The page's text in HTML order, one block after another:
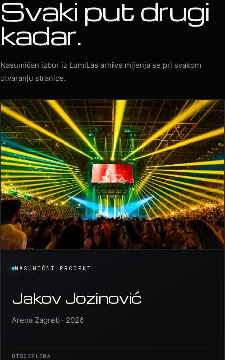
Svaki put drugi
kadar.
Nasumičan izbor iz LumiLas arhive mijenja se pri svakom
Jakov Jozinović